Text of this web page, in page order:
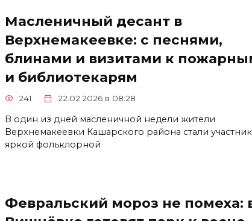
Масленичный десант в
Верхнемакеевке: с песнями,
блинами и визитами к
и библиотекарям
241 22.02.2026 в 08:28
В один из дней масленичной недели жители
Верхнемакеевки Кашарского района стали
яркой фольклорной
Февральский мороз не помеха: